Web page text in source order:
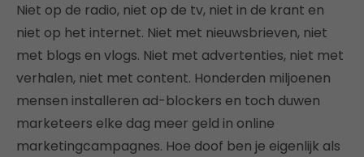
Niet op de radio, niet op de tv, niet in de krant en
niet op het internet. Niet met nieuwsbrieven, niet
met blogs en vlogs. Niet met advertenties, niet met
verhalen, niet met content. Honderden miljoenen
mensen installeren ad-blockers en toch duwen
marketeers elke dag meer geld in online
marketingcampagnes. Hoe doof ben je eigenlijk als